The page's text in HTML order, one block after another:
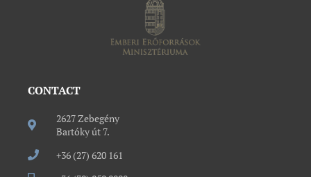
CONTACT
2627 Zebegény
Bartóky út 7.
+36 (27) 620 161